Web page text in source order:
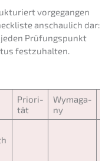
vorge­gan­gen
anschau­lich dar:
Prüfungs­punkt
festzuhalten.
Priori­
tät
Wymaga­
ny